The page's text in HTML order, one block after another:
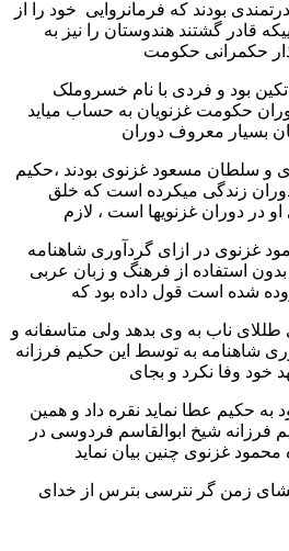
بودند که فرمانروایی خود را از
قادر گشتند هندوستان را نیز به
حکمرانی حکومت
بود و فردی با نام خسروملک
حکومت غزنویان به حساب میاید
بسیار معروف دوران
و سلطان مسعود غزنوی بودند ،حکیم
زندگی میکرده است که خلق
در دوران غزنویها است ، لازم
غزنوی در ازای گردآوری شاهنامه
استفاده از فرهنگ و زبان عربی
شده است قول داده بود که
طللای ناب به وی بدهد ولی متاسفانه و
شاهنامه به توسط این حکیم فرزانه
خود وفا نکرد و بجای
به حکیم عطا نماید نقره داد و همین
شیخ ابوالقاسم فردوسی در
غزنوی چنین بیان نماید
زمن گر نترسی بترس از خدای